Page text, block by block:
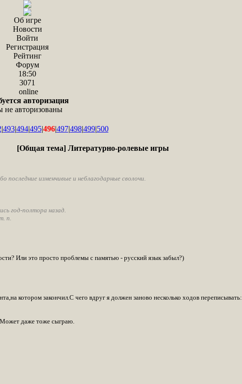
Об игре
Новости
Войти
Регистрация
Рейтинг
Форум
18:50
3071
online
авторизация
не авторизованы
|493|494|495|496|497|498|499|500
[Общая тема] Литературно-ролевые игры
изменчивые и неблагодарные сволочи.
год-полтора назад.
п.
Или это просто проблемы с памятью - русский язык забыл?)
котором закончил.С чего вдруг я должен заново несколько ходов переписывать:
даже тоже сыграю.